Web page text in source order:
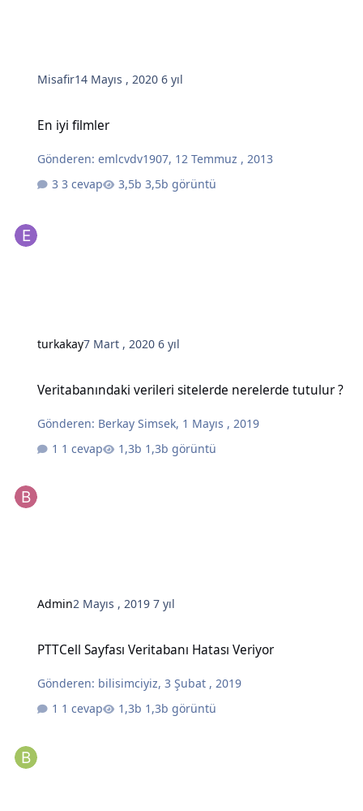
Misafir14 Mayıs , 20206 yıl
En iyi filmler
Gönderen:emlcvdv1907, 12 Temmuz , 2013
3 cevap
3,5b görüntü
turkakay7 Mart , 20206 yıl
Veritabanındaki verileri sitelerde nerelerde tutulur ?
Gönderen: Berkay Simsek, 1 Mayıs , 2019
1 cevap
1,3b görüntü
Admin2 Mayıs , 20197 yıl
PTTCell Sayfası Veritabanı Hatası Veriyor
Gönderen: bilisimciyiz,3 Şubat , 2019
1 cevap
1,3b görüntü